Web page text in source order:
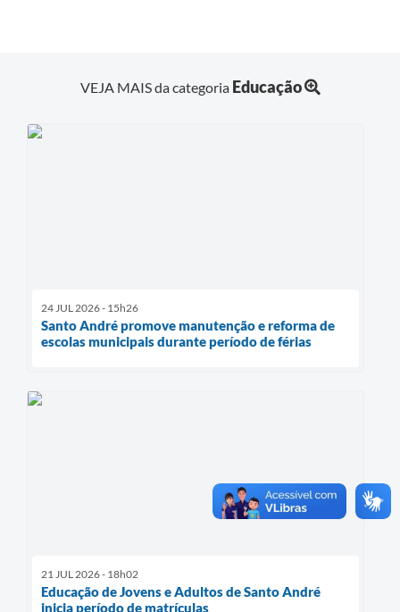
VEJA MAIS da categoria Educação
24 JUL 2026 - 15h26
Santo André promove manutenção e reforma de
escolas municipais durante período de férias
21 JUL 2026 - 18h02
Educação de Jovens e Adultos de Santo André
inicia período de matrículas